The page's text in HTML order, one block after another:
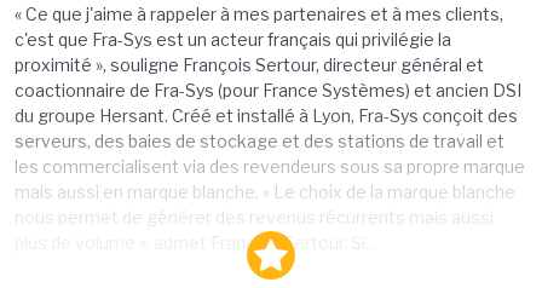
« Ce que j'aime à rappeler à mes partenaires et à mes clients,
c'est que Fra-Sys est un acteur français qui privilégie la
proximité », souligne François Sertour, directeur général et
coactionnaire de Fra-Sys (pour France Systèmes) et ancien DSI
du groupe Hersant. Créé et installé à Lyon, Fra-Sys conçoit des
serveurs, des baies de stockage et des stations de travail et
les commercialisent via des revendeurs sous sa propre marque
mais aussi en marque blanche. « Le choix de la marque blanche
nous permet de générer des revenus récurrents mais aussi
plus de volume », admet François Sertour. Si...